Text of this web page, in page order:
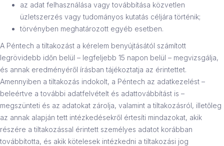
az adat felhasználása vagy továbbítása közvetlen
üzletszerzés vagy tudományos kutatás céljára történik;
törvényben meghatározott egyéb esetben.
A Péntech a tiltakozást a kérelem benyújtásától számított
legrövidebb időn belül – legfeljebb 15 napon belül – megvizsgálja,
és annak eredményéről írásban tájékoztatja az érintettet.
Amennyiben a tiltakozás indokolt, a Péntech az adatkezelést –
beleértve a további adatfelvételt és adattovábbítást is –
megszünteti és az adatokat zárolja, valamint a tiltakozásról, illetőleg
az annak alapján tett intézkedésekről értesíti mindazokat, akik
részére a tiltakozással érintett személyes adatot korábban
továbbította, és akik kötelesek intézkedni a tiltakozási jog